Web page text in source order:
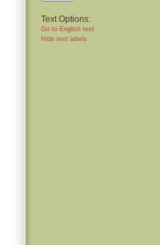
Text Options:
Go to English text
Hide text labels